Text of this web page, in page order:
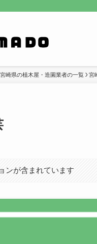
宮崎県の植木屋・造園業者の一覧 宮
ンが含まれています